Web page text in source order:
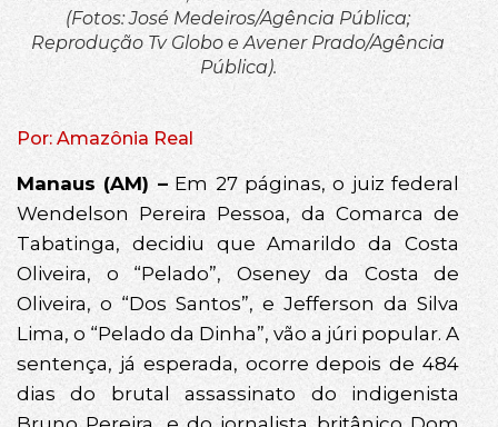
(Fotos: José Medeiros/Agência Pública;
Reprodução Tv Globo e Avener Prado/Agência
Pública).
Por: Amazônia Real
Manaus (AM) –Em 27 páginas, o juiz federal
Wendelson Pereira Pessoa, da Comarca de
Tabatinga, decidiu que Amarildo da Costa
Oliveira, o “Pelado”, Oseney da Costa de
Oliveira, o “Dos Santos”, e Jefferson da Silva
Lima, o “Pelado da Dinha”, vão a júri popular. A
sentença, já esperada, ocorre depois de 484
dias do brutal assassinato do indigenista